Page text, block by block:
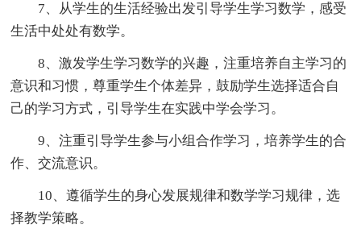
7、从学生的生活经验出发引导学生学习数学，感受
生活中处处有数学。
8、激发学生学习数学的兴趣，注重培养自主学习的
意识和习惯，尊重学生个体差异，鼓励学生选择适合自
己的学习方式，引导学生在实践中学会学习。
9、注重引导学生参与小组合作学习，培养学生的合
作、交流意识。
10、遵循学生的身心发展规律和数学学习规律，选
择教学策略。